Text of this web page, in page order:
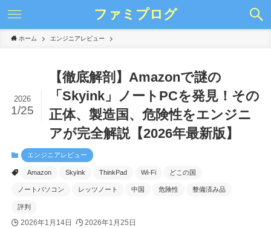
ファミプログ
ホーム エンジニアレビュー
【徹底解剖】Amazonで謎の
「Skyink」ノートPCを発見！その
正体、製造国、危険性をエンジニ
アが完全解説【2026年最新版】
2026
1/25
エンジニアレビュー
Amazon Skyink ThinkPad Wi-Fi どこの国
ノートパソコン レッツノート 中国 危険性 整備済み品
評判
2026年1月14日 2026年1月25日